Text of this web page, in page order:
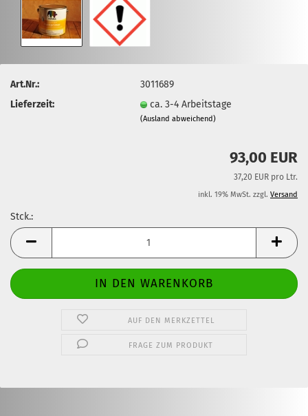
Art.Nr.:
3011689
Lieferzeit:
ca. 3-4 Arbeitstage
(Ausland abweichend)
93,00 EUR
37,20 EUR pro Ltr.
inkl. 19% MwSt. zzgl. Versand
Stck.:
Stck.
AUF DEN MERKZETTEL
FRAGE ZUM PRODUKT